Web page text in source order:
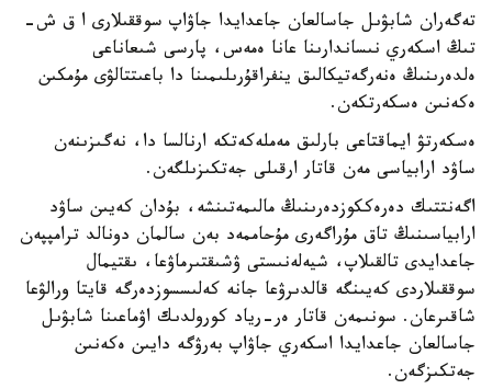
تەگەران شابۋىل جاسالعان جاعدايدا جاۋاپ سوققىلارى ا ق ش-
تىڭ اسكەري نىساندارىنا عانا ەمەس، پارسى شىعاناعى
ەلدەرىنىڭ ەنەرگەتيكالىق ينفراقۇرىلىمىنا دا باعىتتالۋى مۇمكىن
ەكەنىن ەسكەرتكەن.
ەسكەرتۋ ايماقتاعى بارلىق مەملەكەتكە ارنالسا دا، نەگىزىنەن
ساۋد ارابياسى مەن قاتار ارقىلى جەتكىزىلگەن.
اگەنتتىك دەرەككوزدەرىنىڭ مالىمەتىنشە، بۇدان كەيىن ساۋد
ارابياسىنىڭ تاق مۇراگەرى مۇحاممەد بەن سالمان دونالد ترامپپەن
جاعدايدى تالقىلاپ، شيەلەنىستى ۋشىقتىرماۋعا، ىقتيمال
سوققىلاردى كەيىنگە قالدىرۋعا جانە كەلىسسوزدەرگە قايتا ورالۋعا
شاقىرعان. سونىمەن قاتار ەر-رياد كورولدىك اۋماعىنا شابۋىل
جاسالعان جاعدايدا اسكەري جاۋاپ بەرۋگە دايىن ەكەنىن
جەتكىزگەن.